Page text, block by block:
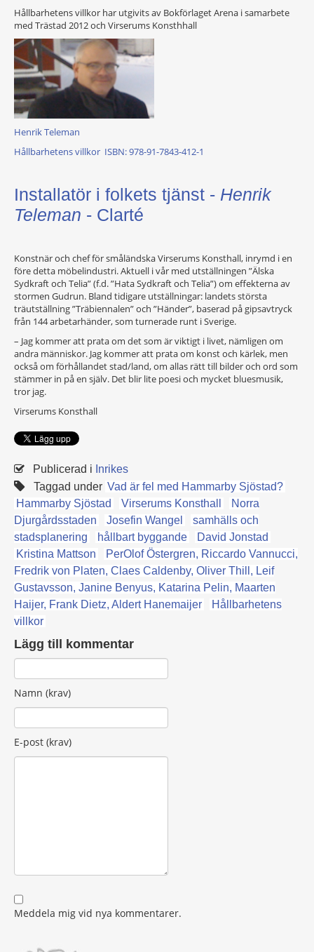
Hållbarhetens villkor har utgivits av Bokförlaget Arena i samarbete
med Trästad 2012 och Virserums Konsthhall
Henrik Teleman
Hållbarhetens villkor ISBN: 978-91-7843-412-1
Installatör i folkets tjänst - Henrik
Teleman - Clarté
Konstnär och chef för småländska Virserums Konsthall, inrymd i en
före detta möbelindustri. Aktuell i vår med utställningen ”Älska
Sydkraft och Telia” (f.d. ”Hata Sydkraft och Telia”) om effekterna av
stormen Gudrun. Bland tidigare utställningar: landets största
träutställning ”Träbiennalen” och ”Händer”, baserad på gipsavtryck
från 144 arbetarhänder, som turnerade runt i Sverige.
– Jag kommer att prata om det som är viktigt i livet, nämligen om
andra människor. Jag kommer att prata om konst och kärlek, men
också om förhållandet stad/land, om allas rätt till bilder och ord som
stämmer in på en själv. Det blir lite poesi och mycket bluesmusik,
tror jag.
Virserums Konsthall
Publicerad i Inrikes
Taggad under Vad är fel med Hammarby Sjöstad?
Hammarby Sjöstad
Virserums Konsthall
Norra
Djurgårdsstaden
Josefin Wangel
samhälls och
stadsplanering
hållbart byggande
David Jonstad
Kristina Mattson
PerOlof Östergren, Riccardo Vannucci,
Fredrik von Platen, Claes Caldenby, Oliver Thill, Leif
Gustavsson, Janine Benyus, Katarina Pelin, Maarten
Haijer, Frank Dietz, Aldert Hanemaijer
Hållbarhetens
villkor
Lägg till kommentar
Namn (krav)
E-post (krav)
Meddela mig vid nya kommentarer.